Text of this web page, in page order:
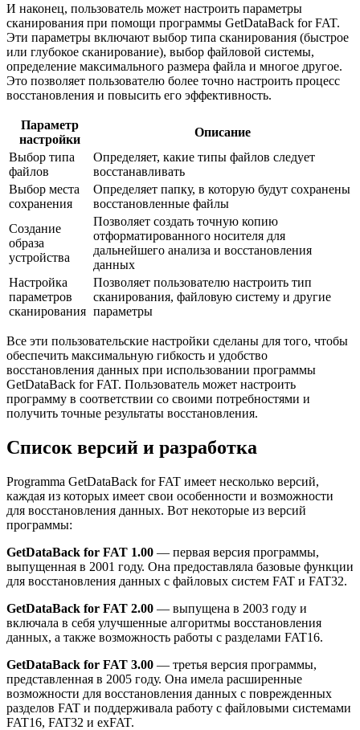
И наконец, пользователь может настроить параметры
сканирования при помощи программы GetDataBack for FAT.
Эти параметры включают выбор типа сканирования (быстрое
или глубокое сканирование), выбор файловой системы,
определение максимального размера файла и многое другое.
Это позволяет пользователю более точно настроить процесс
восстановления и повысить его эффективность.
Параметр
настройки
Описание
Выбор типа
файлов
Определяет, какие типы файлов следует
восстанавливать
Выбор места
сохранения
Определяет папку, в которую будут сохранены
восстановленные файлы
Создание
образа
устройства
Позволяет создать точную копию
отформатированного носителя для
дальнейшего анализа и восстановления
данных
Настройка
параметров
сканирования
Позволяет пользователю настроить тип
сканирования, файловую систему и другие
параметры
Все эти пользовательские настройки сделаны для того, чтобы
обеспечить максимальную гибкость и удобство
восстановления данных при использовании программы
GetDataBack for FAT. Пользователь может настроить
программу в соответствии со своими потребностями и
получить точные результаты восстановления.
Список версий и разработка
Programma GetDataBack for FAT имеет несколько версий,
каждая из которых имеет свои особенности и возможности
для восстановления данных. Вот некоторые из версий
программы:
GetDataBack for FAT 1.00 — первая версия программы,
выпущенная в 2001 году. Она предоставляла базовые функции
для восстановления данных с файловых систем FAT и FAT32.
GetDataBack for FAT 2.00 — выпущена в 2003 году и
включала в себя улучшенные алгоритмы восстановления
данных, а также возможность работы с разделами FAT16.
GetDataBack for FAT 3.00 — третья версия программы,
представленная в 2005 году. Она имела расширенные
возможности для восстановления данных с поврежденных
разделов FAT и поддерживала работу с файловыми системами
FAT16, FAT32 и exFAT.